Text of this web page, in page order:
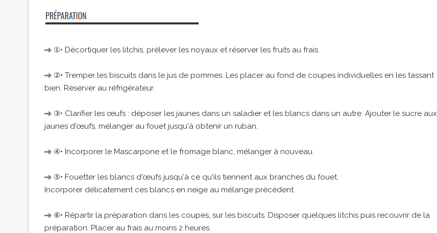
①• Décortiquer les litchis, prélever les noyaux et réserver les fruits au frais.
②• Tremper les biscuits dans le jus de pommes. Les placer au fond de coupes individuelles en les tassant
bien. Réserver au réfrigérateur.
③• Clarifier les œufs : déposer les jaunes dans un saladier et les blancs dans un autre. Ajouter le sucre aux
jaunes d'œufs, mélanger au fouet jusqu'à obtenir un ruban.
④• Incorporer le Mascarpone et le fromage blanc, mélanger à nouveau.
⑤• Fouetter les blancs d'œufs jusqu'à ce qu'ils tiennent aux branches du fouet.
Incorporer délicatement ces blancs en neige au mélange précédent.
⑥• Répartir la préparation dans les coupes, sur les biscuits. Disposer quelques litchis puis recouvrir de la
préparation. Placer au frais au moins 2 heures.